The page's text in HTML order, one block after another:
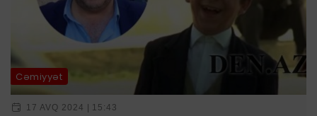
Cəmiyyət
17 AVQ 2024 | 15:43